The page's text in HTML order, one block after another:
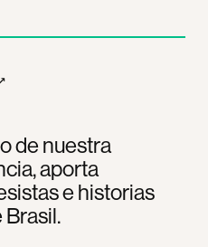
de nuestra
aporta
e historias